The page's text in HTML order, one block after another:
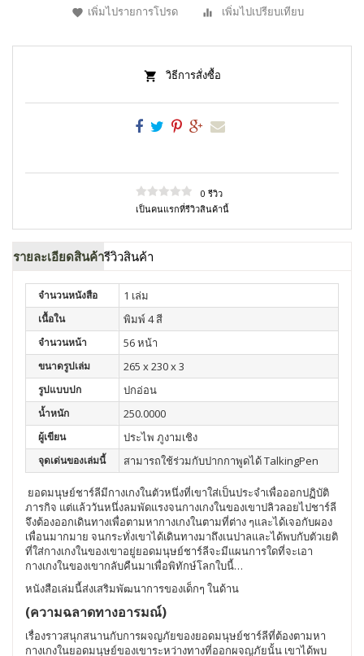
เพิ่มไปรายการโปรด เพิ่มไปเปรียบเทียบ
วิธีการสั่งซื้อ
0 รีวิว
เป็นคนแรกที่รีวิวสินค้านี้
รายละเอียดสินค้ารีวิวสินค้า
จำนวนหนังสือ 1 เล่ม
เนื้อใน พิมพ์ 4 สี
จำนวนหน้า 56 หน้า
ขนาดรูปเล่ม 265 x 230 x 3
รูปแบบปก ปกอ่อน
น้ำหนัก 250.0000
ผู้เขียน ประไพ ภูงามเชิง
จุดเด่นของเล่มนี้ สามารถใช้ร่วมกับปากกาพูดได้ TalkingPen
ยอดมนุษย์ชาร์ลีมีกางเกงในตัวหนึ่งที่เขาใส่เป็นประจำเพื่อออกปฏิบัติ
ภารกิจ แต่แล้ววันหนึ่งลมพัดแรงจนกางเกงในของเขาปลิวลอยไปชาร์ลี
จึงต้องออกเดินทางเพื่อตามหากางเกงในตามที่ต่าง ๆและได้เจอกับผอง
เพื่อนมากมาย จนกระทั่งเขาได้เดินทางมาถึงเนปาลและได้พบกับตัวเยติ
ที่ใส่กางเกงในของเขาอยู่ยอดมนุษย์ชาร์ลีจะมีแผนการใดที่จะเอา
กางเกงในของเขากลับคืนมาเพื่อพิทักษ์โลกใบนี้…
หนังสือเล่มนี้ส่งเสริมพัฒนาการของเด็กๆ ในด้าน
(ความฉลาดทางอารมณ์)
เรื่องราวสนุกสนานกับการผจญภัยของยอดมนุษย์ชาร์ลีที่ต้องตามหา
กางเกงในยอดมนุษย์ของเขาระหว่างทางที่ออกผจญภัยนั้น เขาได้พบ